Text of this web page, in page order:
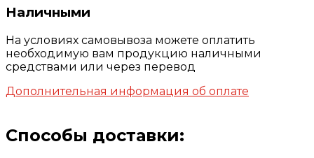
Наличными
На условиях самовывоза можете оплатить
необходимую вам продукцию наличными
средствами или через перевод
Дополнительная информация об оплате
Способы доставки: